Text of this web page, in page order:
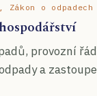
Zákon o odpadech
provozní
a